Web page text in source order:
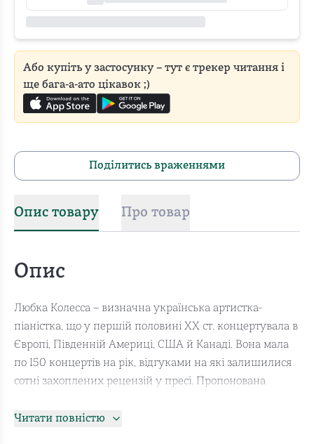
Або купіть у застосунку – тут є трекер читання і
ще бага-а-ато цікавок ;)
Поділитись враженнями
Опис товару Про товар
Опис
Любка Колесса – визначна українська артистка-
піаністка, що у першій половині ХХ ст. концертувала в
Європі, Південній Америці, США й Канаді. Вона мала
по 150 концертів на рік, відгуками на які залишилися
сотні захоплених рецензій у пресі. Пропонована
мистецької діяльності Любки Колесси: програми
Читати повністю